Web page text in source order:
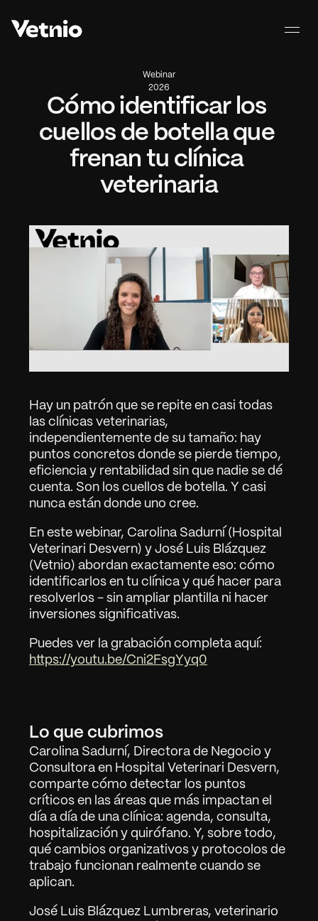
Webinar
2026
Cómo identificar los
cuellos de botella que
frenan tu clínica
veterinaria
Hay un patrón que se repite en casi todas
las clínicas veterinarias,
independientemente de su tamaño: hay
puntos concretos donde se pierde tiempo,
eficiencia y rentabilidad sin que nadie se dé
cuenta. Son los cuellos de botella. Y casi
nunca están donde uno cree.
En este webinar, Carolina Sadurní (Hospital
Veterinari Desvern) y José Luis Blázquez
(Vetnio) abordan exactamente eso: cómo
identificarlos en tu clínica y qué hacer para
resolverlos - sin ampliar plantilla ni hacer
inversiones significativas.
https://youtu.be/Cni2FsgYyq0
Lo que cubrimos
Carolina Sadurní, Directora de Negocio y
Consultora en Hospital Veterinari Desvern,
comparte cómo detectar los puntos
críticos en las áreas que más impactan el
día a día de una clínica: agenda, consulta,
hospitalización y quirófano. Y, sobre todo,
qué cambios organizativos y protocolos de
trabajo funcionan realmente cuando se
aplican.
José Luis Blázquez Lumbreras, veterinario